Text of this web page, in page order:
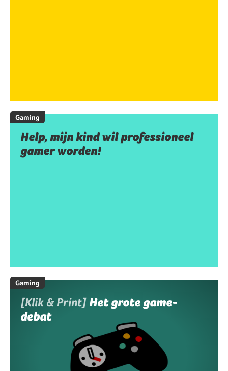
Gaming
Help, mijn kind wil professioneel
gamer worden!
Gaming
[Klik & Print] Het grote game-
debat